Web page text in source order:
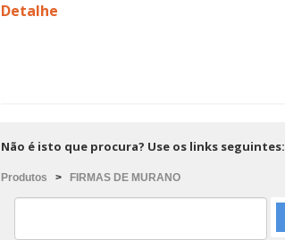
Detalhe
Não é isto que procura? Use os links seguintes:
Produtos > FIRMAS DE MURANO